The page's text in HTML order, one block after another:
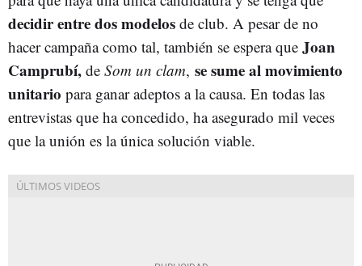
decidir entre dos modelos de club. A pesar de no
hacer campaña como tal, también se espera que Joan
Camprubí, de Som un clam, se sume al movimiento
unitario para ganar adeptos a la causa. En todas las
entrevistas que ha concedido, ha asegurado mil veces
que la unión es la única solución viable.